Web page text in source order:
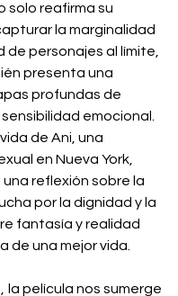
solo reafirma su
la marginalidad
de personajes al límite,
presenta una
profundas de
emocional.
de Ani, una
en Nueva York,
reflexión sobre la
por la dignidad y la
fantasía y realidad
de una mejor vida.
la película nos sumerge